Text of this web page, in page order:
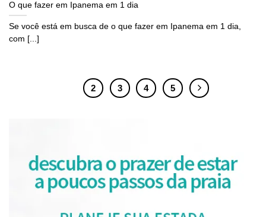
O que fazer em Ipanema em 1 dia
Se você está em busca de o que fazer em Ipanema em 1 dia,
com [...]
2 3 4 5